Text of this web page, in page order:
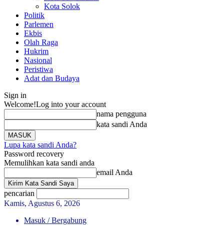
Kota Solok
Politik
Parlemen
Ekbis
Olah Raga
Hukrim
Nasional
Peristiwa
Adat dan Budaya
Sign in
Welcome!Log into your account
nama pengguna
kata sandi Anda
Lupa kata sandi Anda?
Password recovery
Memulihkan kata sandi anda
email Anda
pencarian
Kamis, Agustus 6, 2026
Masuk / Bergabung